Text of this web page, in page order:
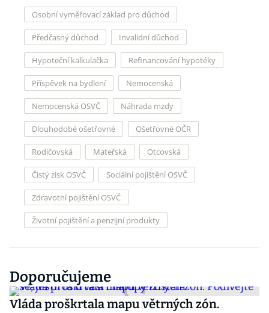
Osobní vyměřovací základ pro důchod
Předčasný důchod Invalidní důchod
Hypoteční kalkulačka Refinancování hypotéky
Příspěvek na bydlení Nemocenská
Nemocenská OSVČ Náhrada mzdy
Dlouhodobé ošetřovné Ošetřovné OČR
Rodičovská Mateřská Otcovská
Čistý zisk OSVČ Sociální pojištění OSVČ
Zdravotní pojištění OSVČ
Životní pojištění a penzijní produkty
Doporučujeme
Vláda proškrtala mapu větrných zón.